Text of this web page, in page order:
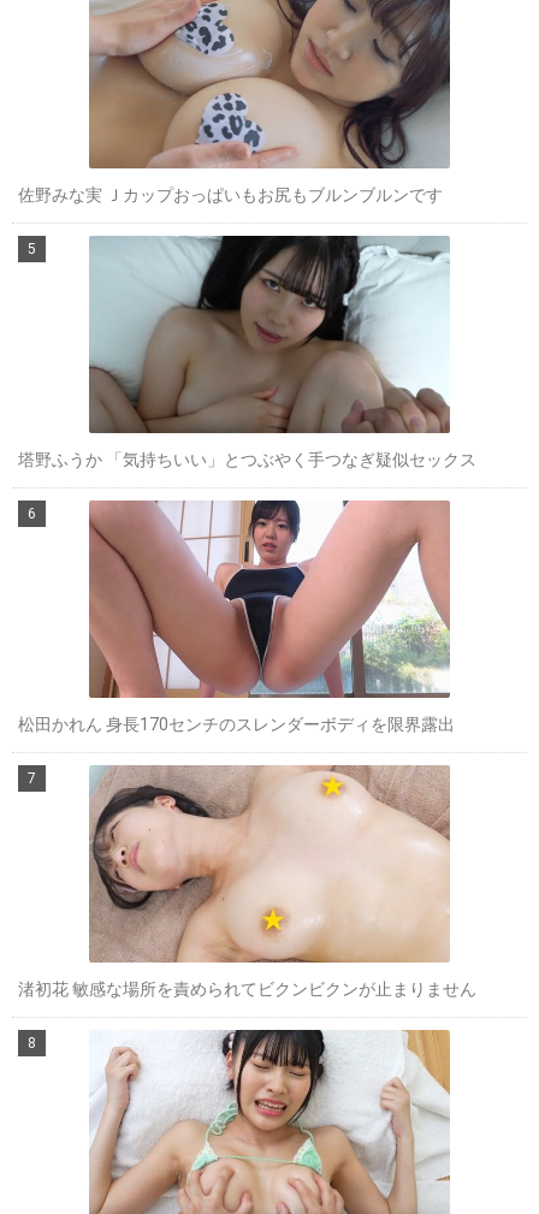
佐野みな実 Ｊカップおっぱいもお尻もブルンブルンです
塔野ふうか 「気持ちいい」とつぶやく手つなぎ疑似セックス
松田かれん 身長170センチのスレンダーボディを限界露出
渚初花 敏感な場所を責められてビクンビクンが止まりません